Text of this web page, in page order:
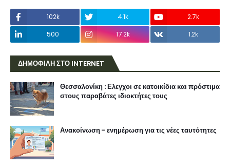
102k 4.1k
2.7k
500
17.2k 1.2k
ΔΗΜΟΦΙΛΗ ΣΤΟ INTERNET
Θεσσαλονίκη : Ελεγχοι σε κατοικίδια και πρόστιμα
στους παραβάτες ιδιοκτήτες τους
Ανακοίνωση - ενημέρωση για τις νέες ταυτότητες